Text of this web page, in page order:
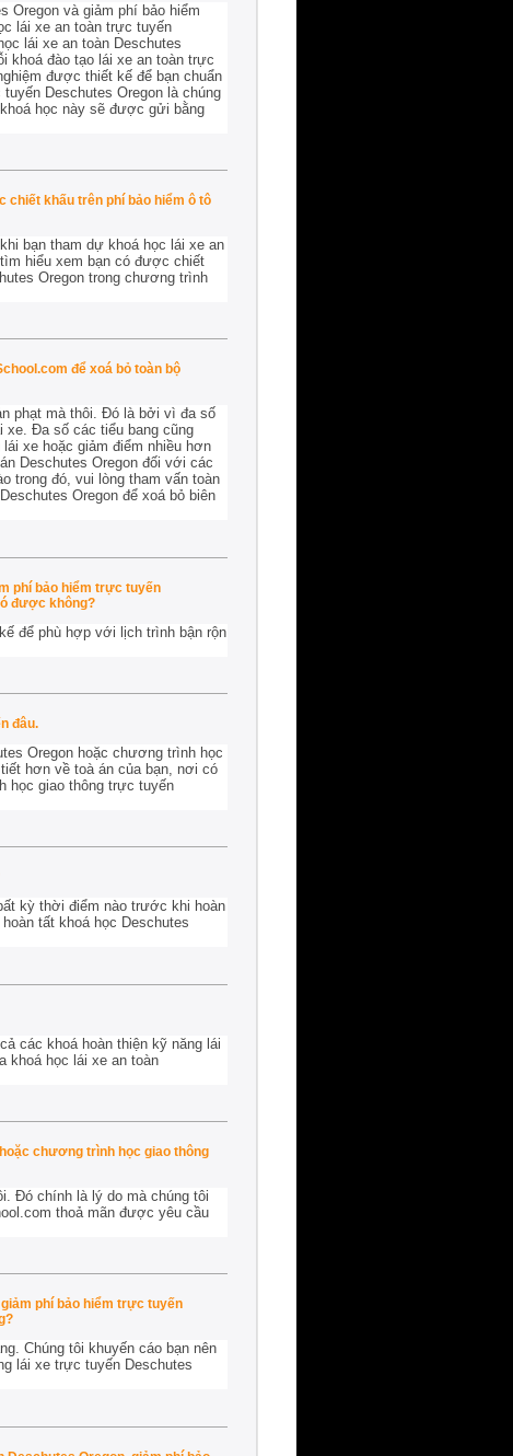
Oregon và giảm phí bảo hiểm
lái xe an toàn trực tuyến
lái xe an toàn Deschutes
khoá đào tạo lái xe an toàn trực
được thiết kế để bạn chuẩn
Deschutes Oregon là chúng
học này sẽ được gửi bằng
chiết khấu trên phí bảo hiểm ô tô
bạn tham dự khoá học lái xe an
hiểu xem bạn có được chiết
Oregon trong chương trình
để xoá bỏ toàn bộ
phạt mà thôi. Đó là bởi vì đa số
xe. Đa số các tiểu bang cũng
xe hoặc giảm điểm nhiều hơn
Deschutes Oregon đối với các
trong đó, vui lòng tham vấn toàn
Oregon để xoá bỏ biên
phí bảo hiểm trực tuyến
được không?
để phù hợp với lịch trình bận rộn
đâu.
Oregon hoặc chương trình học
hơn về toà án của bạn, nơi có
học giao thông trực tuyến
kỳ thời điểm nào trước khi hoàn
tất khoá học Deschutes
các khoá hoàn thiện kỹ năng lái
khoá học lái xe an toàn
chương trình học giao thông
Đó chính là lý do mà chúng tôi
thoả mãn được yêu cầu
phí bảo hiểm trực tuyến
Chúng tôi khuyến cáo bạn nên
lái xe trực tuyến Deschutes